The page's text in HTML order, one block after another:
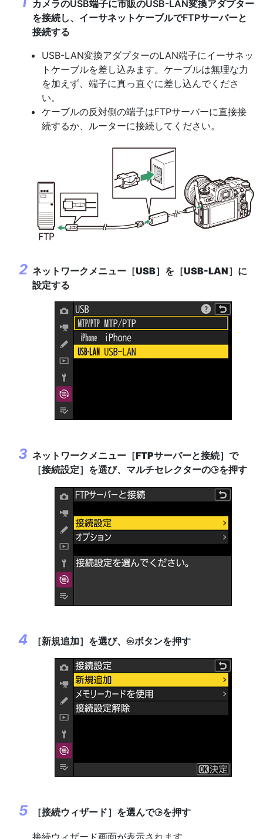
カメラのUSB端子に市販のUSB-LAN変換アダプター
を接続し、イーサネットケーブルでFTPサーバーと
接続する
USB-LAN変換アダプターのLAN端子にイーサネッ
トケーブルを差し込みます。ケーブルは無理な力
を加えず、端子に真っ直ぐに差し込んでくださ
い。
ケーブルの反対側の端子はFTPサーバーに直接接
続するか、ルーターに接続してください。
ネットワークメニュー［USB］を［USB-LAN］に
設定する
ネットワークメニュー［FTPサーバーと接続］で
［接続設定］を選び、マルチセレクターの2を押す
［新規追加］を選び、 Jボタンを押す
［接続ウィザード］を選んで2を押す
接続ウィザード画面が表示されます。